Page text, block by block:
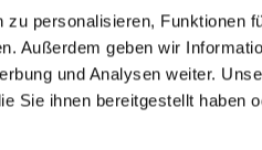
personalisieren, Funktionen
Außerdem geben wir
und Analysen weiter.
Sie ihnen bereitgestellt haben